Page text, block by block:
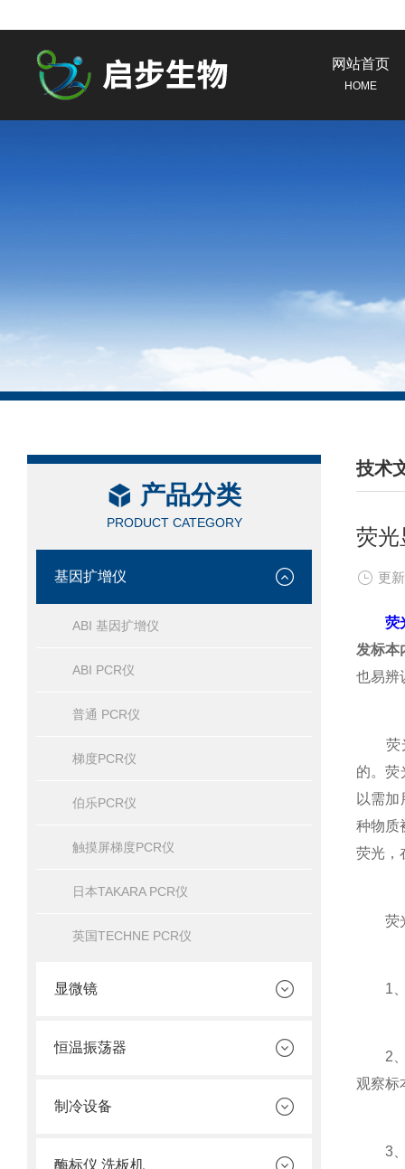
网站首页
HOME
产品分类
PRODUCT CATEGORY
基因扩增仪
ABI 基因扩增仪
ABI PCR仪
普通 PCR仪
梯度PCR仪
伯乐PCR仪
触摸屏梯度PCR仪
日本TAKARA PCR仪
英国TECHNE PCR仪
显微镜
恒温振荡器
制冷设备
酶标仪 洗板机
技术
/
荧光
更
荧
发标本
也易辨
荧光
的。荧
以需
种物质
荧光，
荧光
1、
2、
观察标
3、